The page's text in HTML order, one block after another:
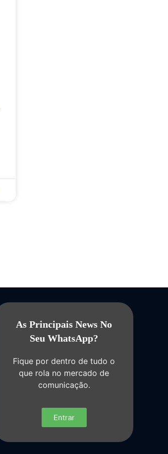
As Principais News No
Seu WhatsApp?
Fique por dentro de tudo o
que rola no mercado de
comunicação.
Entrar